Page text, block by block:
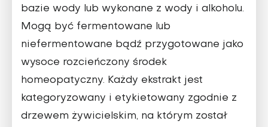
bazie wody lub wykonane z wody i alkoholu.
Mogą być fermentowane lub
niefermentowane bądź przygotowane jako
wysoce rozcieńczony środek
homeopatyczny. Każdy ekstrakt jest
kategoryzowany i etykietowany zgodnie z
drzewem żywicielskim, na którym został